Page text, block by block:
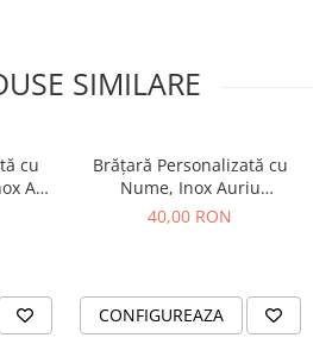
SIMILARE
cu
Aur
Brățară Personalizată cu
Nume, Inox Auriu
Waterproof, bilute pentru
40,00 RON
CONFIGUREAZA